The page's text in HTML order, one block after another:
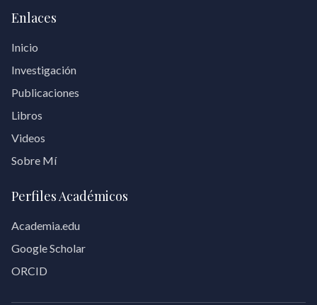
Enlaces
Inicio
Investigación
Publicaciones
Libros
Videos
Sobre Mí
Perfiles Académicos
Academia.edu
Google Scholar
ORCID